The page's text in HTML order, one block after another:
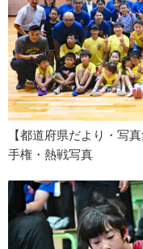
【都道府県だより・写
手権・熱戦写真